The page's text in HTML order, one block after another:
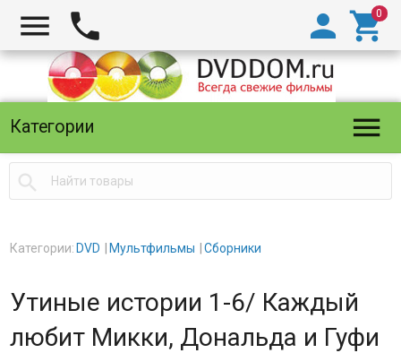
  

Категории 

Категории: DVD Мультфильмы Сборники
Утиные истории 1-6/ Каждый
любит Микки, Дональда и Гуфи